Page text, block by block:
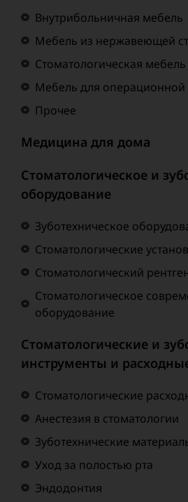
Внутрибольничная мебель
Мебель из нержавеющей
Стоматологическая мебель
Мебель для операционной
Прочее
Медицина для дома
Стоматологическое и
оборудование
Зуботехническое
Стоматологические
Стоматологический
Стоматологическое
оборудование
Стоматологические и
инструменты и
Стоматологические
Анестезия в стоматологии
Зуботехнические
Уход за полостью рта
Эндодонтия